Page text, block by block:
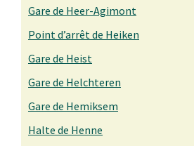
Gare de Heer-Agimont
Point d’arrêt de Heiken
Gare de Heist
Gare de Helchteren
Gare de Hemiksem
Halte de Henne